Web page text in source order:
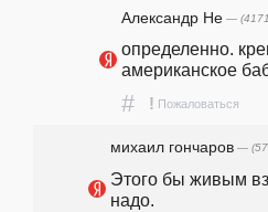
Александр Не —
определенно.
американское
# ! Пожаловаться
михаил гончаров —
Этого бы живым
надо.